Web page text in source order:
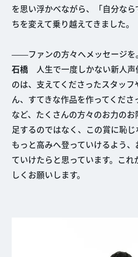
を思い浮かべながら、「自分な
ちを変えて乗り越えてきました。
――ファンの方々へメッセージを。
石橋人生で一度しかない新人声
のは、支えてくださったスタッフ
ん、すてきな作品を作ってくださ
など、たくさんの方々のお力のお
足するのではなく、この賞に恥
もっと高みへ登っていけるよう
ていけたらと思っています。これ
しくお願いします。